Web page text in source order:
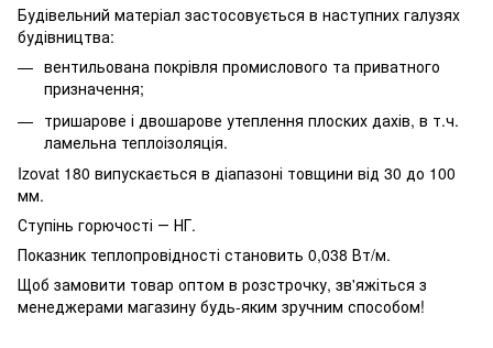
Будівельний матеріал застосовується в наступних галузях
будівництва:
вентильована покрівля промислового та приватного
призначення;
тришарове і двошарове утеплення плоских дахів, в т.ч.
ламельна теплоізоляція.
Izovat 180 випускається в діапазоні товщини від 30 до 100
мм.
Ступінь горючості ― НГ.
Показник теплопровідності становить 0,038 Вт/м.
Щоб замовити товар оптом в розстрочку, зв'яжіться з
менеджерами магазину будь-яким зручним способом!